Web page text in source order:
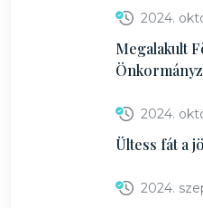
2024.
Megalakult
2024.
Ültess fát a
2024.